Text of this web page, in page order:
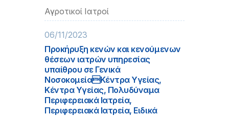
Αγροτικοί Ιατροί
06/11/2023
Προκήρυξη κενών και κενούμενων
θέσεων ιατρών υπηρεσίας
υπαίθρου σε Γενικά
ΝοσοκομείαΚέντρα Υγείας,
Κέντρα Υγείας, Πολυδύναμα
Περιφερειακά Ιατρεία,
Περιφερειακά Ιατρεία, Ειδικά